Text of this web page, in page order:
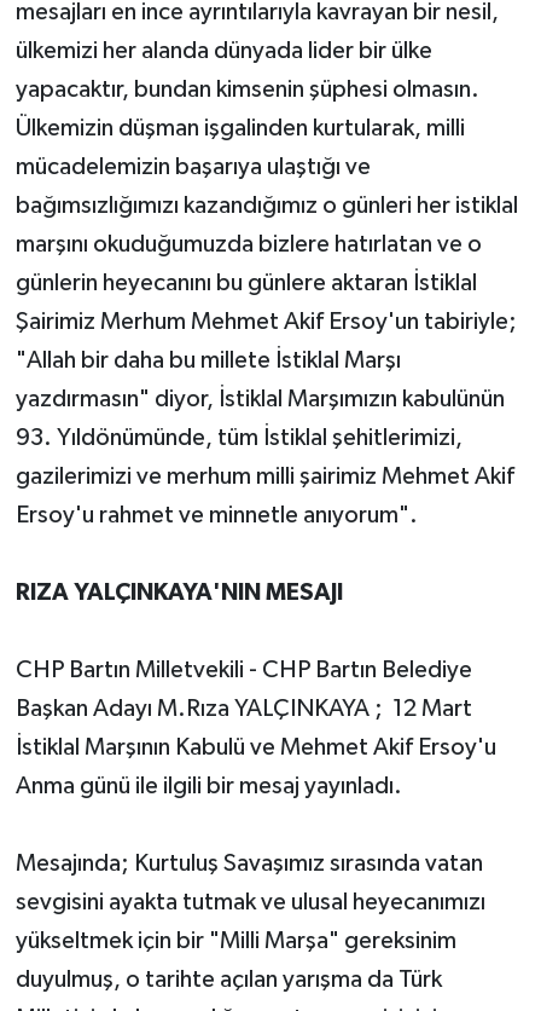
mesajları en ince ayrıntılarıyla kavrayan bir nesil,
ülkemizi her alanda dünyada lider bir ülke
yapacaktır, bundan kimsenin şüphesi olmasın.
Ülkemizin düşman işgalinden kurtularak, milli
mücadelemizin başarıya ulaştığı ve
bağımsızlığımızı kazandığımız o günleri her istiklal
marşını okuduğumuzda bizlere hatırlatan ve o
günlerin heyecanını bu günlere aktaran İstiklal
Şairimiz Merhum Mehmet Akif Ersoy'un tabiriyle;
"Allah bir daha bu millete İstiklal Marşı
yazdırmasın" diyor, İstiklal Marşımızın kabulünün
93. Yıldönümünde, tüm İstiklal şehitlerimizi,
gazilerimizi ve merhum milli şairimiz Mehmet Akif
Ersoy'u rahmet ve minnetle anıyorum".
RIZA YALÇINKAYA'NIN MESAJI
CHP Bartın Milletvekili - CHP Bartın Belediye
Başkan Adayı M.Rıza YALÇINKAYA ; 12 Mart
İstiklal Marşının Kabulü ve Mehmet Akif Ersoy'u
Anma günü ile ilgili bir mesaj yayınladı.
Mesajında; Kurtuluş Savaşımız sırasında vatan
sevgisini ayakta tutmak ve ulusal heyecanımızı
yükseltmek için bir "Milli Marşa" gereksinim
duyulmuş, o tarihte açılan yarışma da Türk